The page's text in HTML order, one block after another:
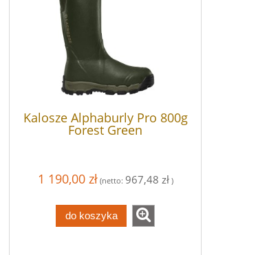
Kalosze Alphaburly Pro 800g
Forest Green
1 190,00 zł (netto: 967,48 zł)
do koszyka